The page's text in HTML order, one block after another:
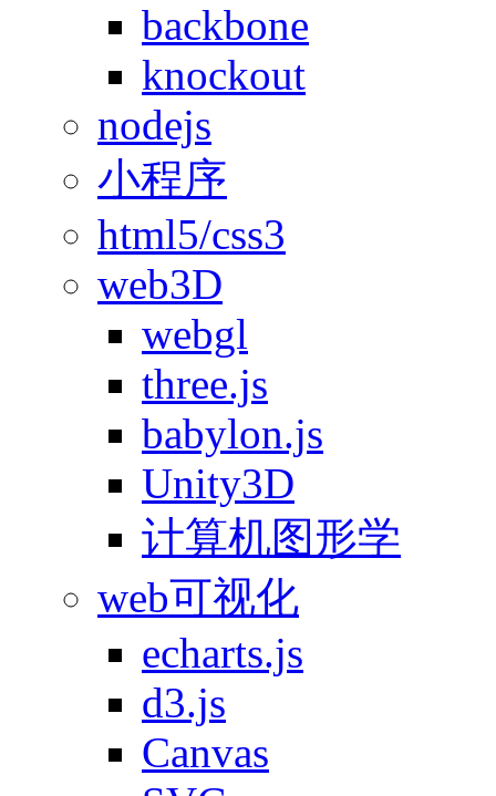
backbone
knockout
nodejs
小程序
html5/css3
web3D
webgl
three.js
babylon.js
Unity3D
计算机图形学
web可视化
echarts.js
d3.js
Canvas